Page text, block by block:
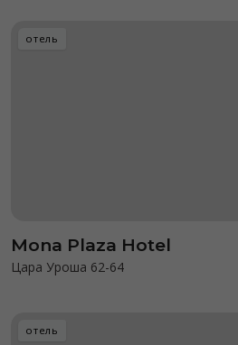
отель
Mona Plaza Hotel
Цара Уроша 62-64
отель